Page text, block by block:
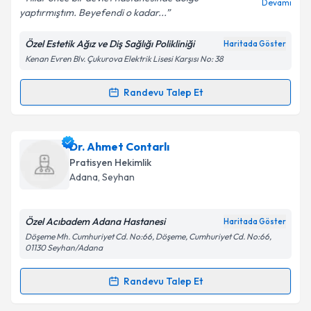
Kişisel verilerimin işlenmesine ilişkin
Aydınlatma
Metni'ni okudum ve kişisel verilerimin belirtilen
kapsamda işlenmesini kabul ediyorum.
yaptırmıştım. Beyefendi o kadar...
Devamı
Özel Estetik Ağız ve Diş Sağlığı Polikliniği Haritada Göster
Kenan Evren Blv. Çukurova Elektrik Lisesi Karşısı No: 38
Randevu Talep Et
Randevu Takvimi Talebi
Dt. Nurhan Haldun Kükürt
talebi oluşturun. Size bu uzmandan randevu almanız
için bir takvim hazırlandığında e-posta ile
bilgilendireceğiz.
Kişisel verilerimin işlenmesine ilişkin
Metni'ni okudum ve kişisel verilerimin belirtilen
Dr. Ahmet Contarlı
Pratisyen Hekimlik
Adana, Seyhan
Özel Acıbadem Adana Hastanesi Haritada Göster
Döşeme Mh. Cumhuriyet Cd. No:66, Döşeme, Cumhuriyet Cd. No:66,
01130 Seyhan/Adana
Randevu Talep Et
Randevu Takvimi Talebi